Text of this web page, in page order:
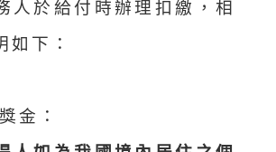
人於給付時辦理扣繳，相
如下：
金：